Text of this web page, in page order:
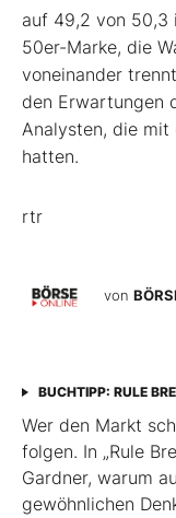
auf 49,2 von
50er-Marke, die
voneinander
den Erwartungen
Analysten, die mit
hatten.
rtr
von
BUCHTIPP: RULE
Wer den Markt
folgen. In „Rule
Gardner, warum
gewöhnlichen